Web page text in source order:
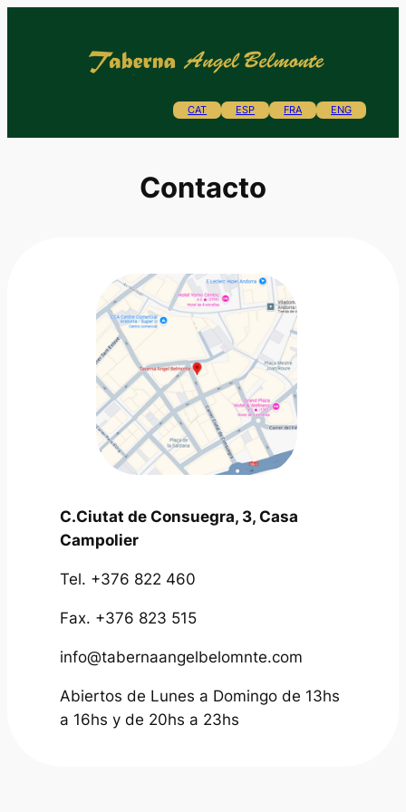
CAT ESP FRA ENG
Contacto
C.Ciutat de Consuegra, 3, Casa
Campolier
Tel. +376 822 460
Fax. +376 823 515
info@tabernaangelbelomnte.com
Abiertos de Lunes a Domingo de 13hs
a 16hs y de 20hs a 23hs